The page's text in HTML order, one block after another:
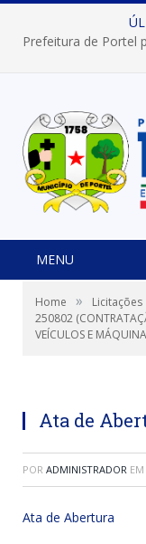
MENU
Home » Licitações
250802
VEÍCULOS E
Ata de
POR ADMINISTRADOR EM
Ata de Abertura